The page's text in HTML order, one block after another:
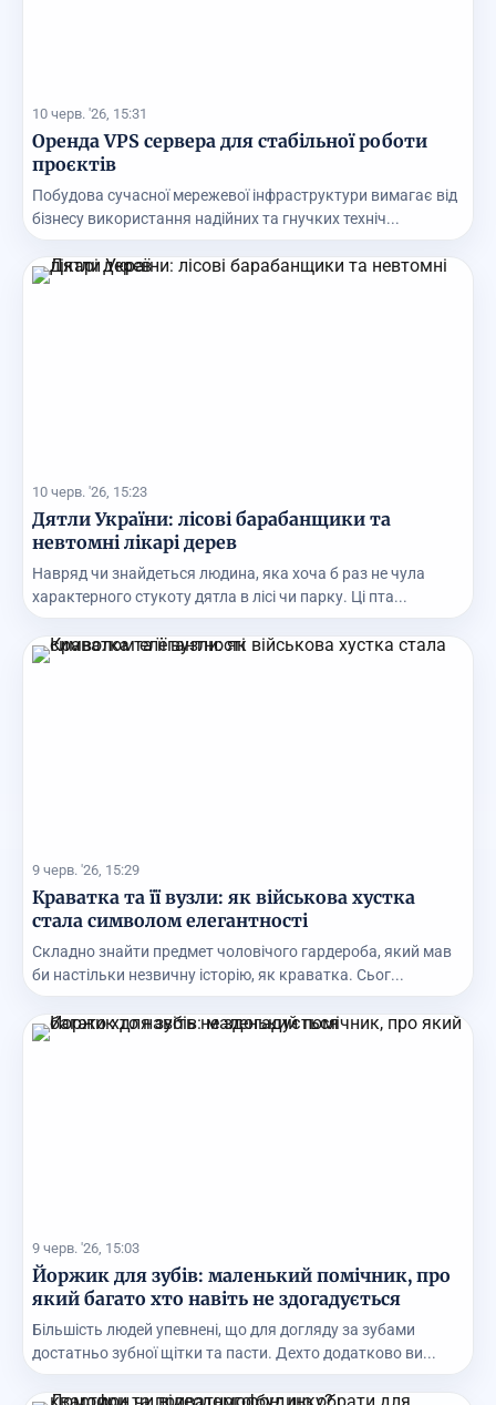
10 черв. '26, 15:31
Оренда VPS сервера для стабільної роботи
проєктів
Побудова сучасної мережевої інфраструктури вимагає від
бізнесу використання надійних та гнучких техніч...
10 черв. '26, 15:23
Дятли України: лісові барабанщики та
невтомні лікарі дерев
Навряд чи знайдеться людина, яка хоча б раз не чула
характерного стукоту дятла в лісі чи парку. Ці пта...
9 черв. '26, 15:29
Краватка та її вузли: як військова хустка
стала символом елегантності
Складно знайти предмет чоловічого гардероба, який мав
би настільки незвичну історію, як краватка. Сьог...
9 черв. '26, 15:03
Йоржик для зубів: маленький помічник, про
який багато хто навіть не здогадується
Більшість людей упевнені, що для догляду за зубами
достатньо зубної щітки та пасти. Дехто додатково ви...